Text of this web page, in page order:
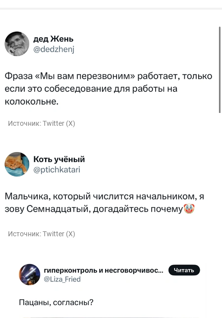
Источник:Twitter (X)
Источник:Twitter (X)